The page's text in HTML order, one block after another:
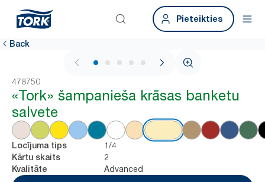
Pieteikties
Back
1 / 5
478750
«Tork» šampanieša krāsas banketu
salvete
Locījuma tips 1/4
Kārtu skaits 2
Kvalitāte
Advanced